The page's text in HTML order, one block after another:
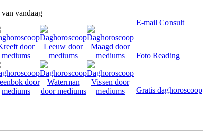
vandaag
E-mail Consult
Foto Reading
Gratis daghoroscoop